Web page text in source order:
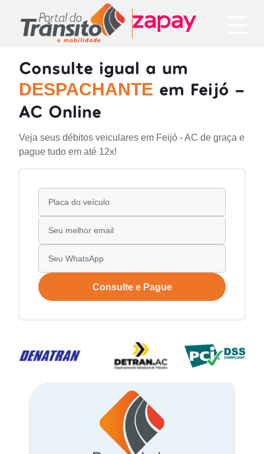
Consulte igual a um
DESPACHANTE em Feijó -
AC Online
Veja seus débitos veiculares em Feijó - AC de graça e
pague tudo em até 12x!
Consulte e Pague